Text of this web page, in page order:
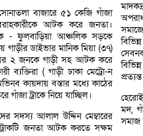
বাজারে ৫১ কেজি গাঁজা
আটক করে জনতা।
- ফুলবাড়িয়া আঞ্চলিক সড়কে
গাড়ীর ডাইভার মানিক মিয়া (৩৭)
২ জনকে গাড়ী সহ আটক করে
ব্যক্তিরা ( গাড়ী ঢাকা মেট্রো-ন
কায়দায় বস্তার মধ্যে কাঠের
গাঁজা ট্রাকে নিয়ে যাচ্ছিল।
সদস্য আলাল উদ্দিন মেম্বারের
জনতা আটক করতে সক্ষম
মদ,
সমাজ